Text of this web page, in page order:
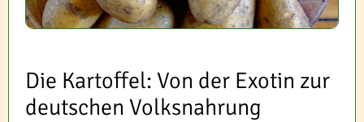
Die Kartoffel: Von der Exotin zur
deutschen Volksnahrung